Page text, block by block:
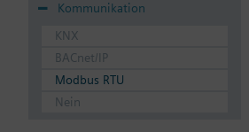
Kommunikation
KNX
BACnet/IP
Modbus RTU
Nein